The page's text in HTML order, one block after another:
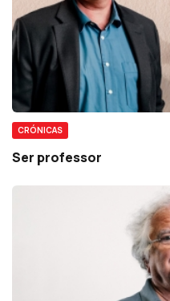
CRÓNICAS
Ser professor